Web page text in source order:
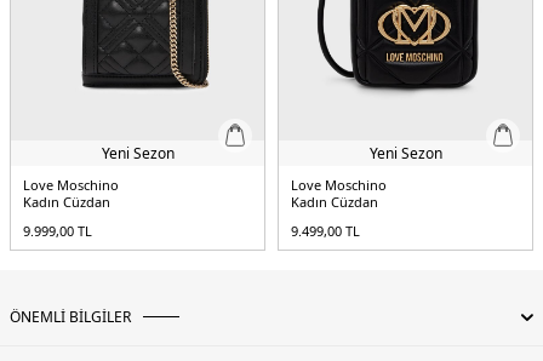
Yeni Sezon
Love Moschino
Kadın Cüzdan
9.999,00 TL
Yeni Sezon
Love Moschino
Kadın Cüzdan
9.499,00 TL
ÖNEMLİ BİLGİLER